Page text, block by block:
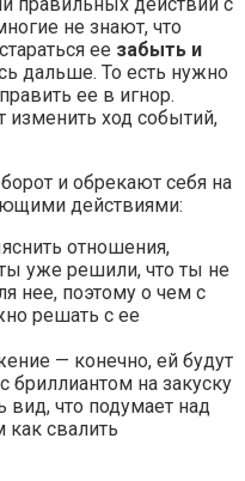
не знают, что
ее забыть и
дальше. То есть нужно
ее в игнор.
ход событий,
и обрекают себя на
действиями:
отношения,
уже решили, что ты не
нее, поэтому о чем с
решать с ее
— конечно, ей будут
бриллиантом на закуску
что подумает над
свалить